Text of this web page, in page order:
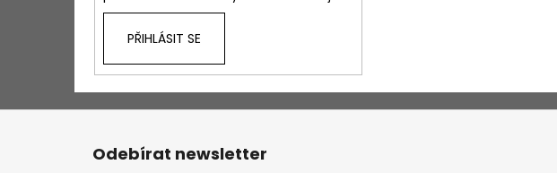
PŘIHLÁSIT SE
Z
Odebírat newsletter